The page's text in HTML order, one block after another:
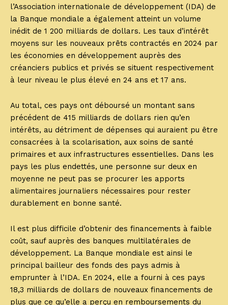
l’Association internationale de développement (IDA) de
la Banque mondiale a également atteint un volume
inédit de 1 200 milliards de dollars. Les taux d’intérêt
moyens sur les nouveaux prêts contractés en 2024 par
les économies en développement auprès des
créanciers publics et privés se situent respectivement
à leur niveau le plus élevé en 24 ans et 17 ans.
Au total, ces pays ont déboursé un montant sans
précédent de 415 milliards de dollars rien qu’en
intérêts, au détriment de dépenses qui auraient pu être
consacrées à la scolarisation, aux soins de santé
primaires et aux infrastructures essentielles. Dans les
pays les plus endettés, une personne sur deux en
moyenne ne peut pas se procurer les apports
alimentaires journaliers nécessaires pour rester
durablement en bonne santé.
Il est plus difficile d’obtenir des financements à faible
coût, sauf auprès des banques multilatérales de
développement. La Banque mondiale est ainsi le
principal bailleur des fonds des pays admis à
emprunter à l’IDA. En 2024, elle a fourni à ces pays
18,3 milliards de dollars de nouveaux financements de
plus que ce qu’elle a perçu en remboursements du